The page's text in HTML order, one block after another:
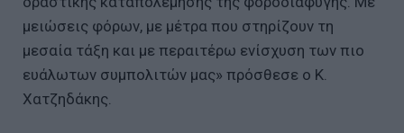
μειώσεις φόρων, με μέτρα που στηρίζουν τη
μεσαία τάξη και με περαιτέρω ενίσχυση των πιο
ευάλωτων συμπολιτών μας» πρόσθεσε ο Κ.
Χατζηδάκης.